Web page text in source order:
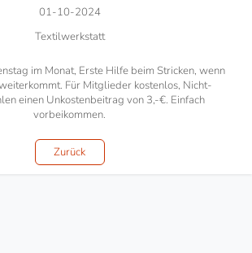
01-10-2024
Textilwerkstatt
im Monat, Erste Hilfe beim Stricken, wenn
Für Mitglieder kostenlos, Nicht-
einen Unkostenbeitrag von 3,-€. Einfach
vorbeikommen.
Zurück